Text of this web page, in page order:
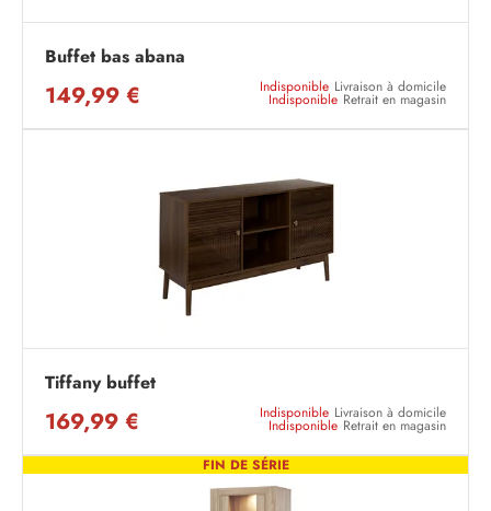
Buffet bas abana
149,99 € Indisponible Livraison à domicile
Indisponible Retrait en magasin
Tiffany buffet
169,99 € Indisponible Livraison à domicile
Indisponible Retrait en magasin
FIN DE SÉRIE